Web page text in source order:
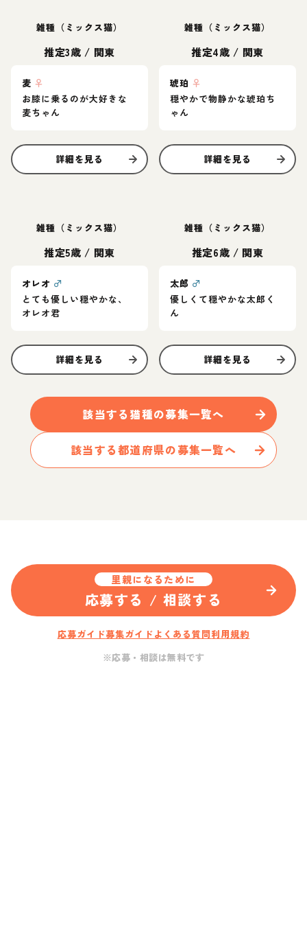
雑種（ミックス猫）
推定3歳 / 関東
麦 ♀
お膝に乗るのが大好きな
麦ちゃん
詳細を見る
雑種（ミックス猫）
推定4歳 / 関東
琥珀 ♀
穏やかで物静かな琥珀ち
ゃん
詳細を見る
雑種（ミックス猫）
推定5歳 / 関東
オレオ ♂
とても優しい穏やかな、
オレオ君
詳細を見る
雑種（ミックス猫）
推定6歳 / 関東
太郎 ♂
優しくて穏やかな太郎く
ん
詳細を見る
該当する 猫種の募集一覧へ
該当する都道府県の募集一覧へ
里親になるために
応募する / 相談する
応募ガイド募集ガイド よくある質問利用規約
※応募・相談は無料です